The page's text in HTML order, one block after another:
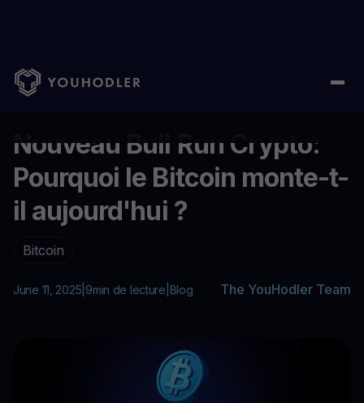
Home Blog/ Nouveau Bull Run Crypto: Pourquoi le Bitcoin
Nouveau Bull Run Crypto:
Pourquoi le Bitcoin monte-t-
il aujourd'hui ?
Bitcoin
June 11, 2025 9min de lecture Blog The YouHodler Team